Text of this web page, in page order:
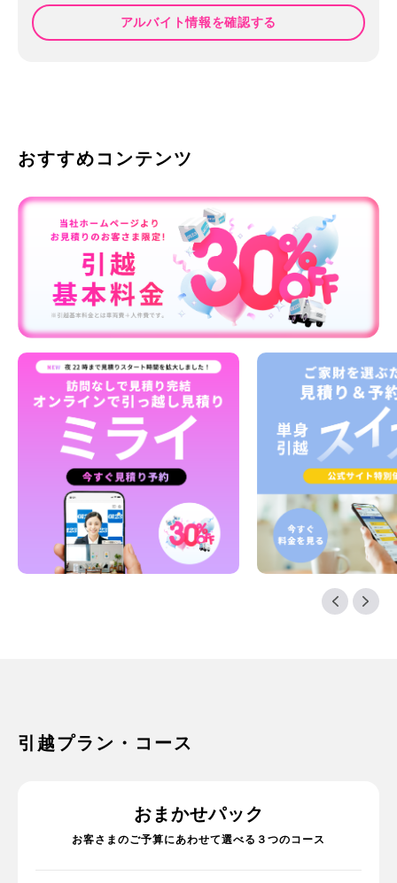
アルバイト情報を確認する
おすすめコンテンツ
引越プラン・コース
おまかせパック
お客さまのご予算にあわせて選べる３つのコース